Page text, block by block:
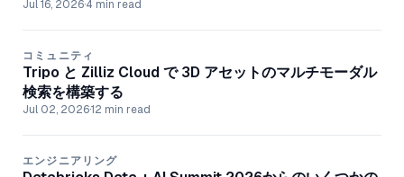
Jul 16, 2026·4 min read
コミュニティ
Tripo と Zilliz Cloud で 3D アセットのマルチモーダル
検索を構築する
Jul 02, 2026·12 min read
エンジニアリング